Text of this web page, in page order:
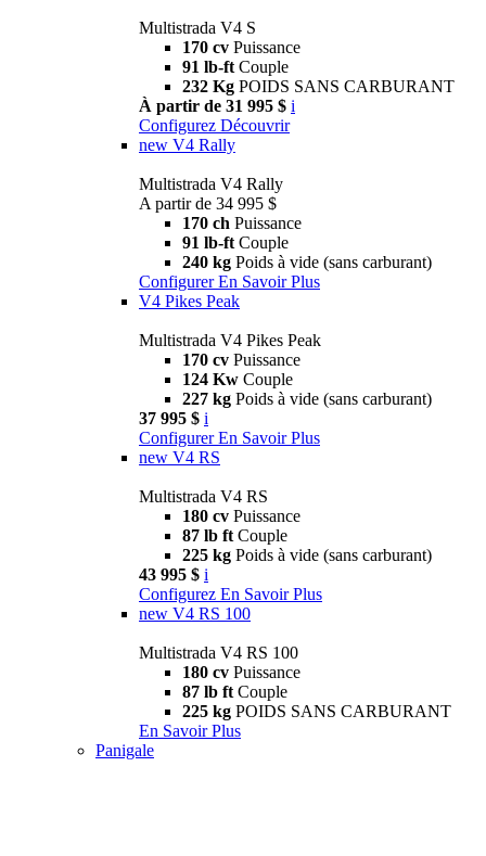
Multistrada V4 S
170 cv Puissance
91 lb-ft Couple
232 Kg POIDS SANS CARBURANT
À partir de 31 995 $ i
Configurez Découvrir
new V4 Rally
Multistrada V4 Rally
A partir de 34 995 $
170 ch Puissance
91 lb-ft Couple
240 kg Poids à vide (sans carburant)
Configurer En Savoir Plus
V4 Pikes Peak
Multistrada V4 Pikes Peak
170 cv Puissance
124 Kw Couple
227 kg Poids à vide (sans carburant)
37 995 $ i
Configurer En Savoir Plus
new V4 RS
Multistrada V4 RS
180 cv Puissance
87 lb ft Couple
225 kg Poids à vide (sans carburant)
43 995 $ i
Configurez En Savoir Plus
new V4 RS 100
Multistrada V4 RS 100
180 cv Puissance
87 lb ft Couple
225 kg POIDS SANS CARBURANT
En Savoir Plus
Panigale